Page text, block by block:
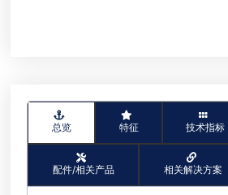
总览 特征 技术指标
配件/相关产品 相关解决方案